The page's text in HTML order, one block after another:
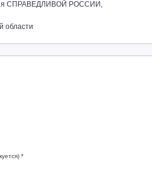
СПРАВЕДЛИВОЙ РОССИИ,
области
*